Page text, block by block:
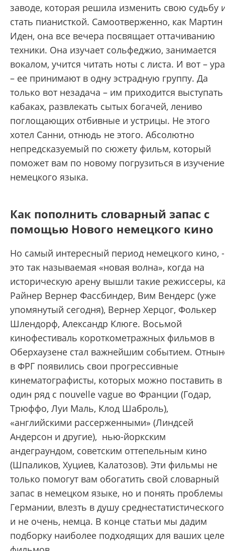
заводе, которая решила изменить свою судьбу
стать пианисткой. Самоотверженно, как Мартин
Иден, она все вечера посвящает оттачиванию
техники. Она изучает сольфеджио, занимается
вокалом, учится читать ноты с листа. И вот – ура
– ее принимают в одну эстрадную группу. Да
только вот незадача – им приходится
кабаках, развлекать сытых богачей, лениво
поглощающих отбивные и устрицы. Не этого
хотел Санни, отнюдь не этого. Абсолютно
непредсказуемый по сюжету фильм, который
поможет вам по новому погрузиться в изучение
немецкого языка.
Как пополнить словарный запас с
помощью Нового немецкого кино
Но самый интересный период немецкого кино, -
это так называемая «новая волна», когда на
историческую арену вышли такие режиссеры,
Райнер Вернер Фассбиндер, Вим Вендерс (уже
упомянутый сегодня), Вернер Херцог, Фолькер
Шлендорф, Александр Клюге. Восьмой
кинофестиваль короткометражных фильмов в
Оберхаузене стал важнейшим событием.
в ФРГ появились свои прогрессивные
кинематографисты, которых можно поставить в
один ряд с nouvelle vague во Франции (Годар,
Трюффо, Луи Маль, Клод Шаброль),
«английскими рассерженными» (Линдсей
Андерсон и другие), нью-йоркским
андеграундом, советским оттепельным кино
(Шпаликов, Хуциев, Калатозов). Эти фильмы не
только помогут вам обогатить свой словарный
запас в немецком языке, но и понять проблемы
Германии, влезть в душу среднестатистического
и не очень, немца. В конце статьи мы дадим
подборку наиболее подходящих для ваших